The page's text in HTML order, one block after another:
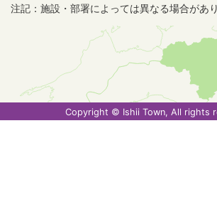
注記：施設・部署によっては異なる場合があり
Copyright © Ishii Town, All rights